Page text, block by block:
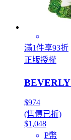
滿1件享93折
正版授權
$974
(售價已折)
$1,048
P幣